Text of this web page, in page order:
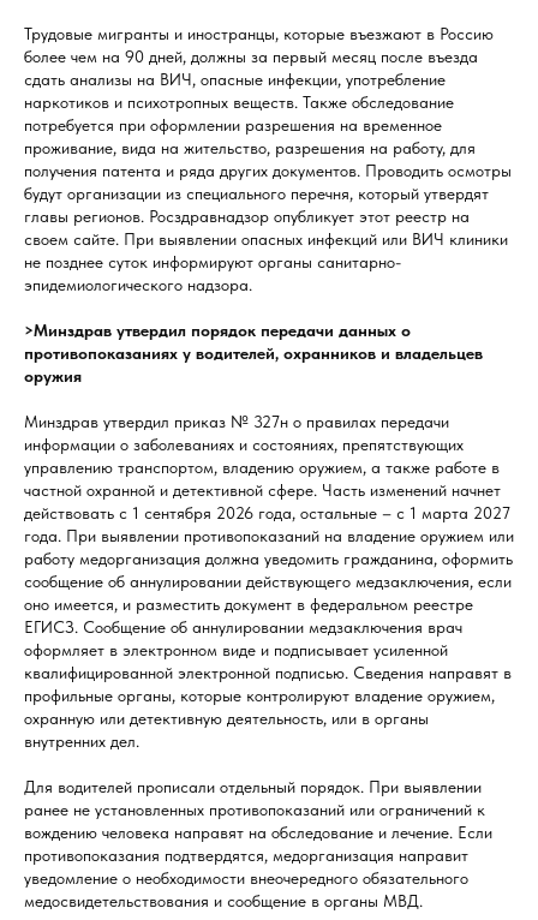
Трудовые мигранты и иностранцы, которые въезжают в Россию
более чем на 90 дней, должны за первый месяц после въезда
сдать анализы на ВИЧ, опасные инфекции, употребление
наркотиков и психотропных веществ. Также обследование
потребуется при оформлении разрешения на временное
проживание, вида на жительство, разрешения на работу, для
получения патента и ряда других документов. Проводить осмотры
будут организации из специального перечня, который утвердят
главы регионов. Росздравнадзор опубликует этот реестр на
своем сайте. При выявлении опасных инфекций или ВИЧ клиники
не позднее суток информируют органы санитарно-
эпидемиологического надзора.
>Минздрав утвердил порядок передачи данных о
противопоказаниях у водителей, охранников и владельцев
оружия
Минздрав утвердил приказ № 327н о правилах передачи
информации о заболеваниях и состояниях, препятствующих
управлению транспортом, владению оружием, а также работе в
частной охранной и детективной сфере. Часть изменений начнет
действовать с 1 сентября 2026 года, остальные – с 1 марта 2027
года. При выявлении противопоказаний на владение оружием или
работу медорганизация должна уведомить гражданина, оформить
сообщение об аннулировании действующего медзаключения, если
оно имеется, и разместить документ в федеральном реестре
ЕГИСЗ. Сообщение об аннулировании медзаключения врач
оформляет в электронном виде и подписывает усиленной
квалифицированной электронной подписью. Сведения направят в
профильные органы, которые контролируют владение оружием,
охранную или детективную деятельность, или в органы
внутренних дел.
Для водителей прописали отдельный порядок. При выявлении
ранее не установленных противопоказаний или ограничений к
вождению человека направят на обследование и лечение. Если
противопоказания подтвердятся, медорганизация направит
уведомление о необходимости внеочередного обязательного
медосвидетельствования и сообщение в органы МВД.